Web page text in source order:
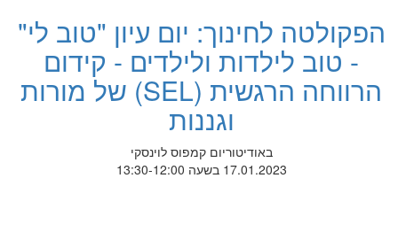
הפקולטה לחינוך: יום עיון "טוב לי"
- טוב לילדות ולילדים - קידום
הרווחה הרגשית (SEL) של מורות
וגננות
באודיטוריום קמפוס לוינסקי
17.01.2023 בשעה 13:30-12:00